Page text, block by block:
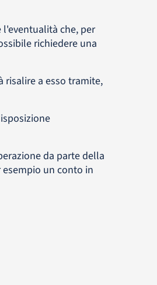
che, per
richiedere una
risalire a esso tramite,
da parte della
un conto in